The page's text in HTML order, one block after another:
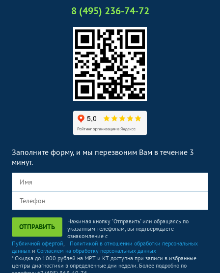
8 (495) 236-74-72
Заполните форму, и мы перезвоним Вам в течение 3
минут.
ОТПРАВИТЬ
Нажимая кнопку "Отправить" или обращаясь по
указанным телефонам, вы подтверждаете
ознакомление с
Публичной офертой,
Политикой в отношении обработки персональных
данных и Согласием на обработку персональных данных
* Скидка до 1000 рублей на МРТ и КТ доступна при записи в избранные
центры диагностики в определенные дни недели. Более подробно по